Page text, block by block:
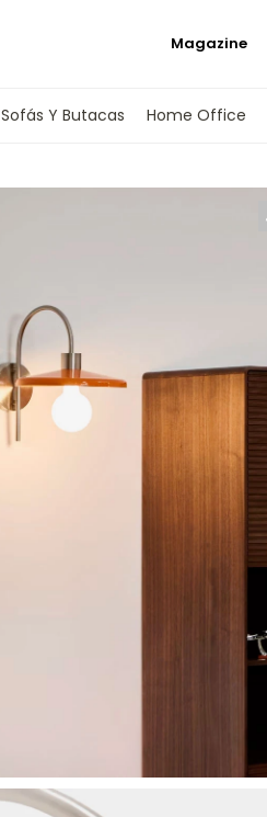
Sofás Y Butacas Home Office
Magazine